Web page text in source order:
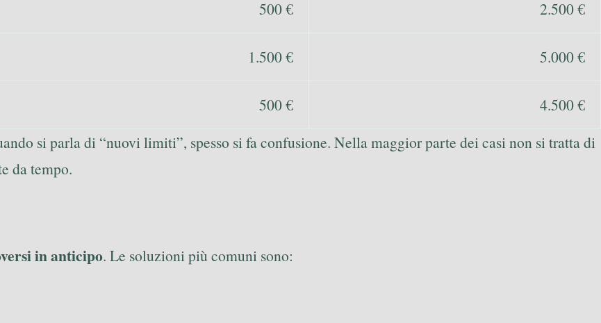
500 € 2.500 €
1.500 € 5.000 €
500 €
4.500 €
si parla di “nuovi limiti”, spesso si fa confusione. Nella maggior parte dei casi non si tratta di
da tempo.
in anticipo. Le soluzioni più comuni sono: